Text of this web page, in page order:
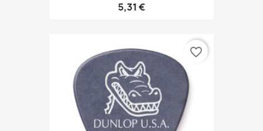
5,31 €
favorite_border